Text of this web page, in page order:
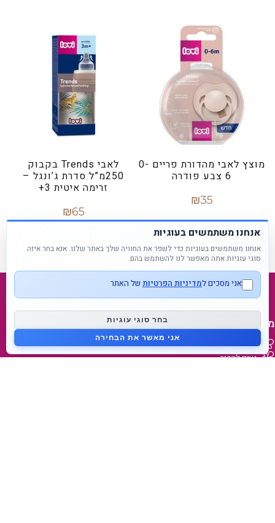
מוצץ לאבי מהדורת פריים 0-
6 צבע פודרה
₪35
מידע נוסף
לאבי Trends בקבוק
250מ”ל סדרת ג’ונגל –
זרימה איטית 3+
₪65
מפת אתר
דף בית
נעים להכיר
אנחנו משתמשים בעוגיות
אנחנו משתמשים בעוגיות כדי לשפר את החוויה שלך באתר שלנו. אנא בחר איזה
סוגי עוגיות אתה מאפשר לנו להשתמש בהם.
אני מסכים למדיניות הפרטיות של האתר
בחר סוגי עוגיות
אני מאשר את הבחירה